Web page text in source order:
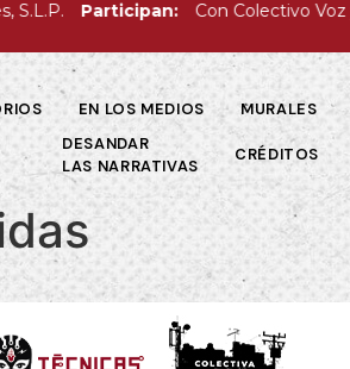
Participan: Con Colectivo Voz y
EN LOS MEDIOS MURALES
DESANDAR
LAS NARRATIVAS
CRÉDITOS